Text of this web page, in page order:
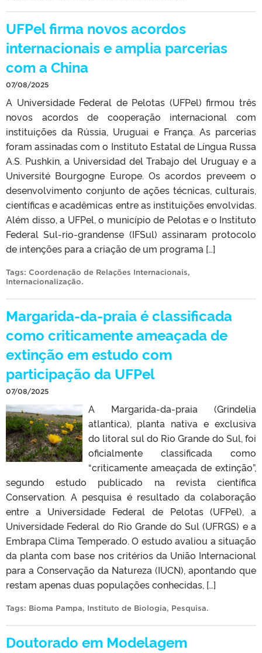
UFPel firma novos acordos
internacionais e amplia parcerias
com a China
07/08/2025
A Universidade Federal de Pelotas (UFPel) firmou três
novos acordos de cooperação internacional com
instituições da Rússia, Uruguai e França. As parcerias
foram assinadas com o Instituto Estatal de Língua Russa
A.S. Pushkin, a Universidad del Trabajo del Uruguay e a
Université Bourgogne Europe. Os acordos preveem o
desenvolvimento conjunto de ações técnicas, culturais,
científicas e acadêmicas entre as instituições envolvidas.
Além disso, a UFPel, o município de Pelotas e o Instituto
Federal Sul-rio-grandense (IFSul) assinaram protocolo
de intenções para a criação de um programa […]
Tags: Coordenação de Relações Internacionais,
Internacionalização.
Margarida-da-praia é classificada
como criticamente ameaçada de
extinção em estudo com
participação da UFPel
07/08/2025
A Margarida-da-praia (Grindelia
atlantica), planta nativa e exclusiva
do litoral sul do Rio Grande do Sul, foi
oficialmente classificada como
“criticamente ameaçada de extinção”,
segundo estudo publicado na revista científica
Conservation. A pesquisa é resultado da colaboração
entre a Universidade Federal de Pelotas (UFPel), a
Universidade Federal do Rio Grande do Sul (UFRGS) e a
Embrapa Clima Temperado. O estudo avaliou a situação
da planta com base nos critérios da União Internacional
para a Conservação da Natureza (IUCN), apontando que
restam apenas duas populações conhecidas, […]
Tags: Bioma Pampa, Instituto de Biologia, Pesquisa.
Doutorado em Modelagem